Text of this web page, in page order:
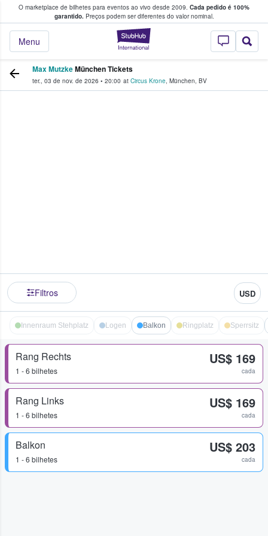
O marketplace de bilhetes para eventos ao vivo desde 2009. Cada pedido é 100%
garantido.Preços podem ser diferentes do valor nominal.
StubHub – onde
Menu
fãs compram e vendem bilhetes
Max MutzkeMünchen Tickets
ter., 03 de nov. de 2026 • 20:00 at Circus Krone, München, BV
Filtros USD
Innenraum Stehplatz Logen Balkon Ringplatz Sperrsitz
Rang Rechts
1 - 6 bilhetes
US$ 169
cada
Rang Links
1 - 6 bilhetes
US$ 169
cada
Balkon
1 - 6 bilhetes
US$ 203
cada